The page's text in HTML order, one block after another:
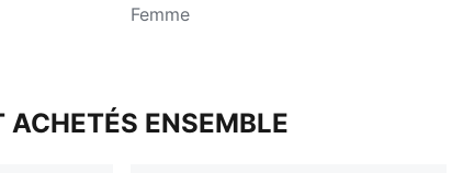
Femme
ACHETÉS ENSEMBLE